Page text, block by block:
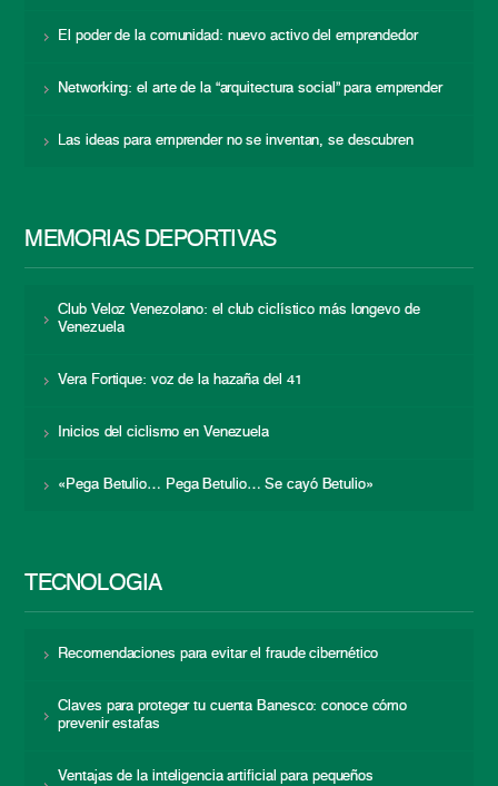
El poder de la comunidad: nuevo activo del emprendedor
Networking: el arte de la “arquitectura social” para emprender
Las ideas para emprender no se inventan, se descubren
MEMORIAS DEPORTIVAS
Club Veloz Venezolano: el club ciclístico más longevo de
Venezuela
Vera Fortique: voz de la hazaña del 41
Inicios del ciclismo en Venezuela
«Pega Betulio… Pega Betulio… Se cayó Betulio»
TECNOLOGÍA
Recomendaciones para evitar el fraude cibernético
Claves para proteger tu cuenta Banesco: conoce cómo
prevenir estafas
Ventajas de la inteligencia artificial para pequeños